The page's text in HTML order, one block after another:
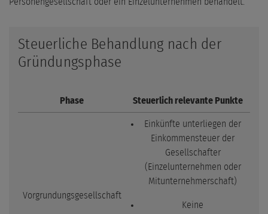
Steuerliche Behandlung nach der
Gründungsphase
Phase Steuerlich relevante Punkte
Vorgrundungsgesellschaft
Einkünfte unterliegen der
Einkommensteuer der
Gesellschafter
(Einzelunternehmen oder
Mitunternehmerschaft)
Keine